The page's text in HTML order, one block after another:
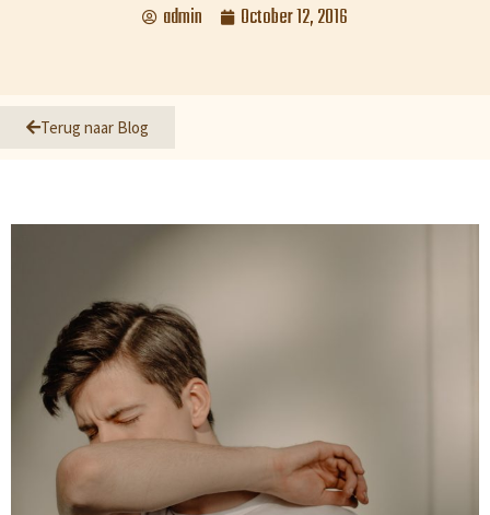
admin October 12, 2016
Terug naar Blog